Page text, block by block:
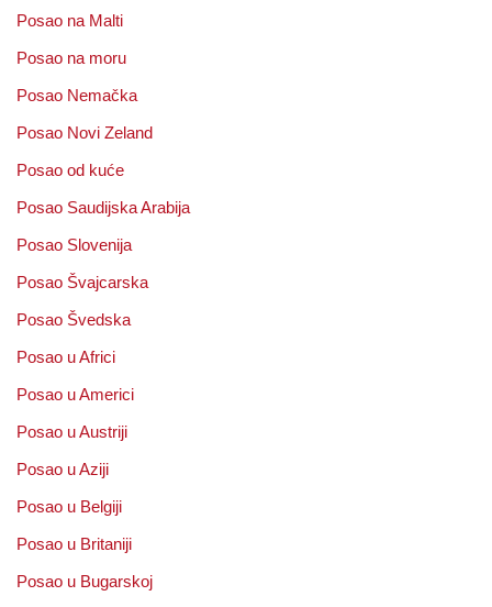
Posao na Malti
Posao na moru
Posao Nemačka
Posao Novi Zeland
Posao od kuće
Posao Saudijska Arabija
Posao Slovenija
Posao Švajcarska
Posao Švedska
Posao u Africi
Posao u Americi
Posao u Austriji
Posao u Aziji
Posao u Belgiji
Posao u Britaniji
Posao u Bugarskoj